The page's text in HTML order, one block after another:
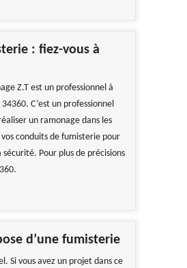
: fiez-vous à
Z.T est un professionnel à
C’est un professionnel
un ramonage dans les
conduits de fumisterie pour
Pour plus de précisions
d’une fumisterie
Si vous avez un projet dans ce